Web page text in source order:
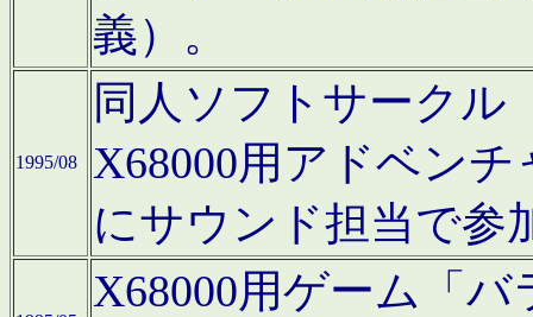
義）。
1995/08
同人ソフトサークル
X68000用アドベン
にサウンド担当で参
X68000用ゲーム「